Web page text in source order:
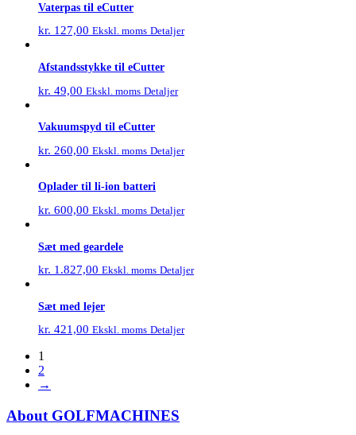
Vaterpas til eCutter
kr. 127,00 Ekskl. moms Detaljer
Afstandsstykke til eCutter
kr. 49,00 Ekskl. moms Detaljer
Vakuumspyd til eCutter
kr. 260,00 Ekskl. moms Detaljer
Oplader til li-ion batteri
kr. 600,00 Ekskl. moms Detaljer
Sæt med geardele
kr. 1.827,00 Ekskl. moms Detaljer
Sæt med lejer
kr. 421,00 Ekskl. moms Detaljer
1
2
→
About GOLFMACHINES